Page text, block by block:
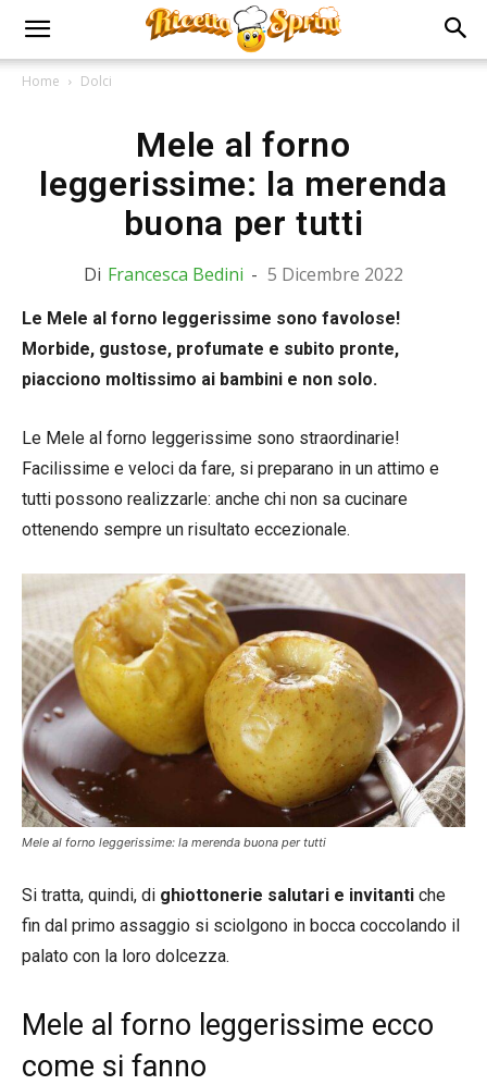
Home Dolci
Mele al forno
leggerissime: la merenda
buona per tutti
Di Francesca Bedini - 5 Dicembre 2022
Le Mele al forno leggerissime sono favolose!
Morbide, gustose, profumate e subito pronte,
piacciono moltissimo ai bambini e non solo.
Le Mele al forno leggerissime sono straordinarie!
Facilissime e veloci da fare, si preparano in un attimo e
tutti possono realizzarle: anche chi non sa cucinare
ottenendo sempre un risultato eccezionale.
Mele al forno leggerissime: la merenda buona per tutti
Si tratta, quindi, di ghiottonerie salutari e invitanti che
fin dal primo assaggio si sciolgono in bocca coccolando il
palato con la loro dolcezza.
Mele al forno leggerissime ecco
come si fanno